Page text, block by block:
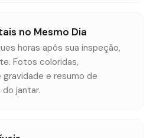
no Mesmo Dia
horas após sua inspeção,
Fotos coloridas,
e resumo de
jantar.